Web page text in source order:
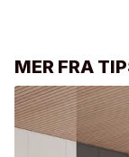
MER FRA